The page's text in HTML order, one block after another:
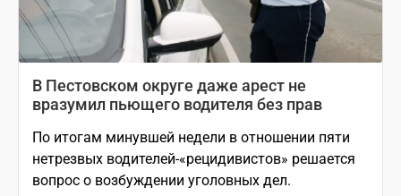
В Пестовском округе даже арест не
вразумил пьющего водителя без прав
По итогам минувшей недели в отношении пяти
нетрезвых водителей-«рецидивистов» решается
вопрос о возбуждении уголовных дел.